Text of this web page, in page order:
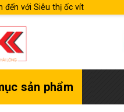
đến với Siêu thị ốc vít
sản phẩm